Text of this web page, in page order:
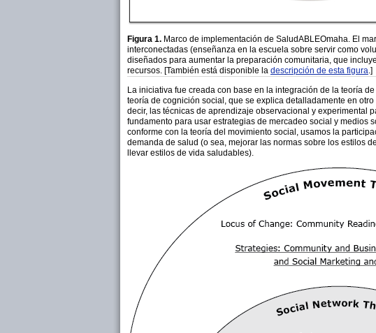
Figura 1. Marco de implementación de SaludABLEOmaha. El
interconectadas (enseñanza en la escuela sobre servir como
diseñados para aumentar la preparación comunitaria, que
recursos. [También está disponible la descripción de esta figura.]
La iniciativa fue creada con base en la integración de la teoría
teoría de cognición social, que se explica detalladamente en
decir, las técnicas de aprendizaje observacional y experimental
fundamento para usar estrategias de mercadeo social y medios
conforme con la teoría del movimiento social, usamos la
demanda de salud (o sea, mejorar las normas sobre los estilos
llevar estilos de vida saludables).